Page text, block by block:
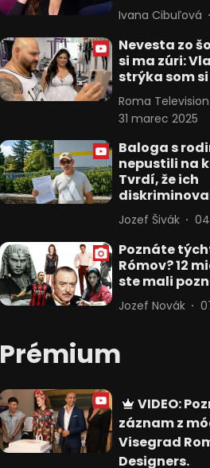
Ivana Cibuľová
Nevesta zo
si ma zúri:
strýka som
Roma Television
31 marec 2025
Baloga s
nepustili na
Tvrdí, že ich
Jozef Šivák
Poznáte
Rómov? 12
ste mali
Jozef Novák
Prémium
VIDEO:
záznam z
Visegrad
Designers.